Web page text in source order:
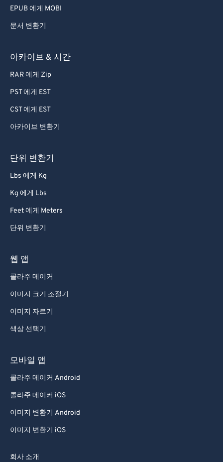
EPUB 에게 MOBI
문서 변환기
아카이브 & 시간
RAR 에게 Zip
PST 에게 EST
CST 에게 EST
아카이브 변환기
단위 변환기
Lbs 에게 Kg
Kg 에게 Lbs
Feet 에게 Meters
단위 변환기
웹 앱
콜라주 메이커
이미지 크기 조절기
이미지 자르기
색상 선택기
모바일 앱
콜라주 메이커 Android
콜라주 메이커 iOS
이미지 변환기 Android
이미지 변환기 iOS
회사 소개